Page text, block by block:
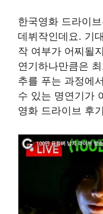
한국영화 드라이
데뷔작인데요. 기
작 여부가 어찌될
연기하나만큼은
추를 푸는 과정에
수 있는 명연기가
영화 드라이브 후